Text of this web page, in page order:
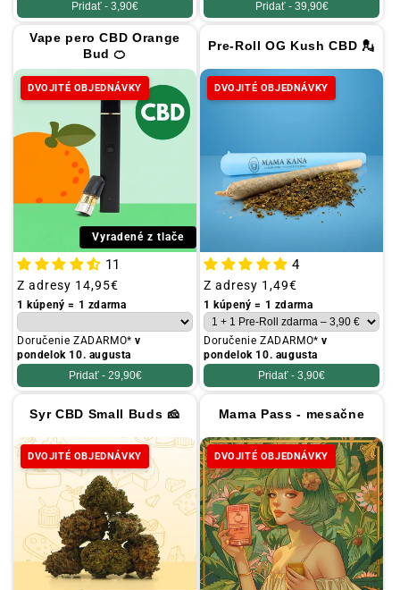
Pridať - 3,90€
Pridať - 39,90€
Vape pero CBD Orange
Bud 🍊
DVOJITÉ OBJEDNÁVKY
Vyradené z tlače
11
Obvyklá
cena
Z adresy 14,95€
1 kúpený = 1 zdarma
Doručenie ZADARMO*v
pondelok 10. augusta
Pridať - 29,90€
Pre-Roll OG Kush CBD 💂
DVOJITÉ OBJEDNÁVKY
4
Obvyklá
cena
Z adresy 1,49€
1 kúpený = 1 zdarma
Doručenie ZADARMO*v
pondelok 10. augusta
Pridať - 3,90€
Syr CBD Small Buds 🧀
DVOJITÉ OBJEDNÁVKY
Mama Pass - mesačne
DVOJITÉ OBJEDNÁVKY